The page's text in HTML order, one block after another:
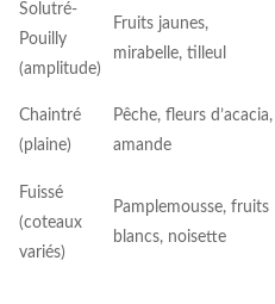
Solutré-
Pouilly
(amplitude)
Fruits jaunes,
mirabelle, tilleul
Chaintré
(plaine)
Pêche, fleurs d’acacia,
amande
Fuissé
(coteaux
variés)
Pamplemousse, fruits
blancs, noisette